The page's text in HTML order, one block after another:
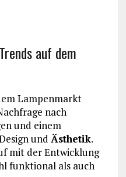
auf dem
Lampenmarkt
nach
und einem
und Ästhetik.
mit der Entwicklung
funktional als auch